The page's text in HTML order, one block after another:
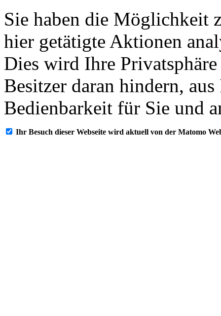
Sie haben die Möglichkeit
hier getätigte Aktionen
Dies wird Ihre
Besitzer daran hindern,
Bedienbarkeit für Sie und
Ihr Besuch dieser Webseite wird aktuell von der Matomo